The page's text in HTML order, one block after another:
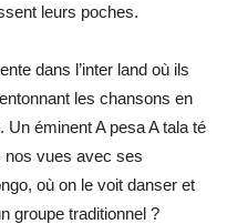
leurs poches.
dans l’inter land où ils
les chansons en
Un éminent A pesa A tala té
nos vues avec ses
où on le voit danser et
groupe traditionnel ?